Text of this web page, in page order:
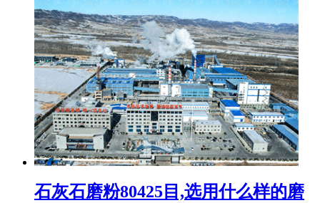
石灰石磨粉80425目,选用什么样的磨